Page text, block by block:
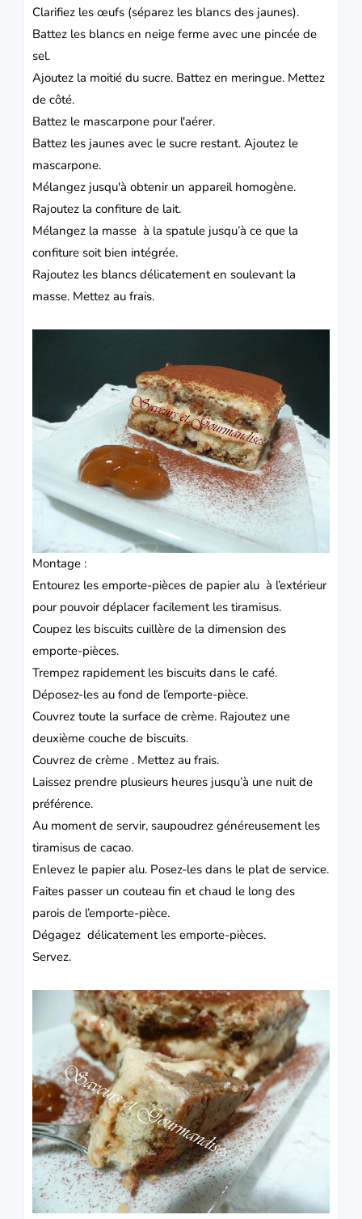
Clarifiez les œufs (séparez les blancs des jaunes).
Battez les blancs en neige ferme avec une pincée de
sel.
Ajoutez la moitié du sucre. Battez en meringue. Mettez
de côté.
Battez le mascarpone pour l'aérer.
Battez les jaunes avec le sucre restant. Ajoutez le
mascarpone.
Mélangez jusqu'à obtenir un appareil homogène.
Rajoutez la confiture de lait.
Mélangez la masse à la spatule jusqu’à ce que la
confiture soit bien intégrée.
Rajoutez les blancs délicatement en soulevant la
masse. Mettez au frais.
Montage :
Entourez les emporte-pièces de papier alu à l’extérieur
pour pouvoir déplacer facilement les tiramisus.
Coupez les biscuits cuillère de la dimension des
emporte-pièces.
Trempez rapidement les biscuits dans le café.
Déposez-les au fond de l’emporte-pièce.
Couvrez toute la surface de crème. Rajoutez une
deuxième couche de biscuits.
Couvrez de crème . Mettez au frais.
Laissez prendre plusieurs heures jusqu’à une nuit de
préférence.
Au moment de servir, saupoudrez généreusement les
tiramisus de cacao.
Enlevez le papier alu. Posez-les dans le plat de service.
Faites passer un couteau fin et chaud le long des
parois de l’emporte-pièce.
Dégagez délicatement les emporte-pièces.
Servez.